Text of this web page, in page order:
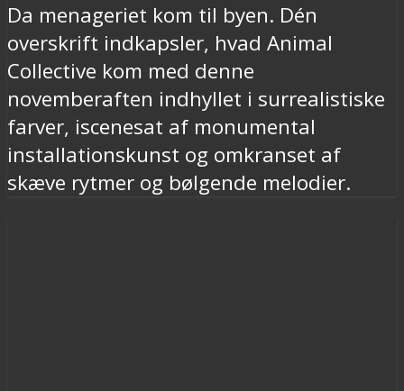
Da menageriet kom til byen. Dén
overskrift indkapsler, hvad Animal
Collective kom med denne
novemberaften indhyllet i surrealistiske
farver, iscenesat af monumental
installationskunst og omkranset af
skæve rytmer og bølgende melodier.